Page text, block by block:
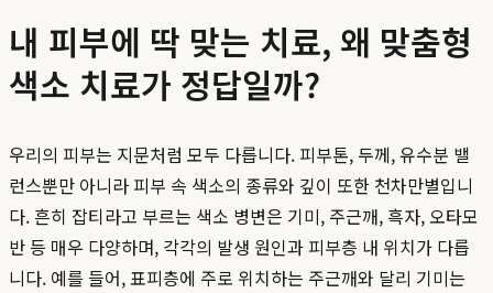
내 피부에 딱 맞는 치료, 왜 맞춤형
색소 치료가 정답일까?
우리의 피부는 지문처럼 모두 다릅니다. 피부톤, 두께, 유수분 밸
런스뿐만 아니라 피부 속 색소의 종류와 깊이 또한 천차만별입니
다. 흔히 잡티라고 부르는 색소 병변은 기미, 주근깨, 흑자, 오타모
반 등 매우 다양하며, 각각의 발생 원인과 피부층 내 위치가 다릅
니다. 예를 들어, 표피층에 주로 위치하는 주근깨와 달리 기미는